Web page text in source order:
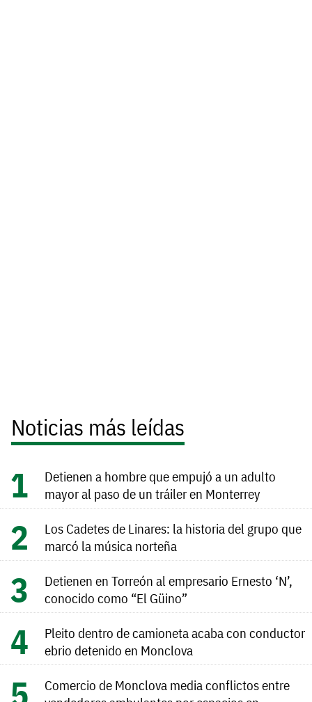
Noticias más leídas
Detienen a hombre que empujó a un adulto
mayor al paso de un tráiler en Monterrey
Los Cadetes de Linares: la historia del grupo que
marcó la música norteña
Detienen en Torreón al empresario Ernesto ‘N’,
conocido como “El Güino”
Pleito dentro de camioneta acaba con conductor
ebrio detenido en Monclova
Comercio de Monclova media conflictos entre